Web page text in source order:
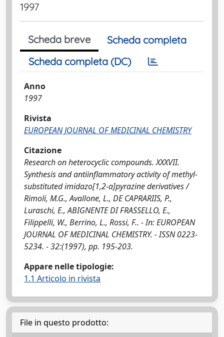
1997
Scheda breve
Scheda completa
Scheda completa (DC)
Anno
1997
Rivista
EUROPEAN JOURNAL OF MEDICINAL CHEMISTRY
Citazione
Research on heterocyclic compounds. XXXVII.
Synthesis and antiinflammatory activity of methyl-
substituted imidazo[1,2-a]pyrazine derivatives /
Rimoli, M.G., Avallone, L., DE CAPRARIIS, P.,
Luraschi, E., ABIGNENTE DI FRASSELLO, E.,
Filippelli, W., Berrino, L., Rossi, F.. - In: EUROPEAN
JOURNAL OF MEDICINAL CHEMISTRY. - ISSN 0223-
5234. - 32:(1997), pp. 195-203.
Appare nelle tipologie:
1.1 Articolo in rivista
File in questo prodotto: